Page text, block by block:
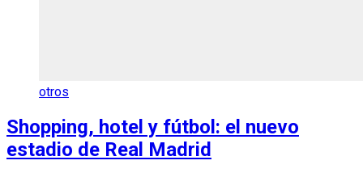
otros
Shopping, hotel y fútbol: el nuevo
estadio de Real Madrid